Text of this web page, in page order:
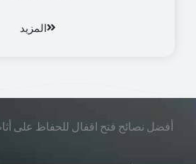
المزيد
أفضل نصائح فتح اقفال للحفاظ على